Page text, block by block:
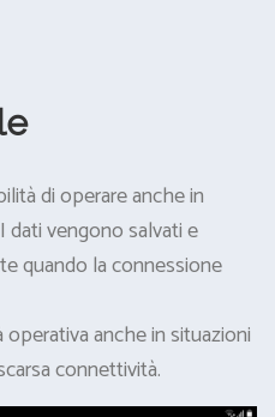
di operare anche in
dati vengono salvati e
quando la connessione
anche in situazioni
connettività.